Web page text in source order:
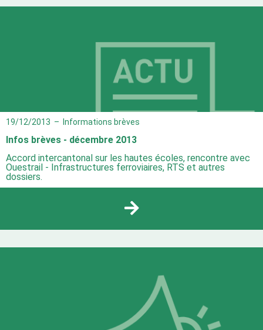
19/12/2013 – Informations brèves
Infos brèves - décembre 2013
Accord intercantonal sur les hautes écoles, rencontre avec
Ouestrail - Infrastructures ferroviaires, RTS et autres
dossiers.